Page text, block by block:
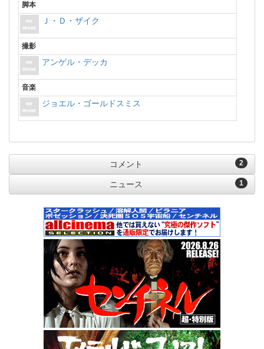
脚本
Ｊ・Ｄ・ザイク
撮影
アンゲル・デッカ
音楽
ジョエル・ゴールドスミス
2
コメント
1
ニュース